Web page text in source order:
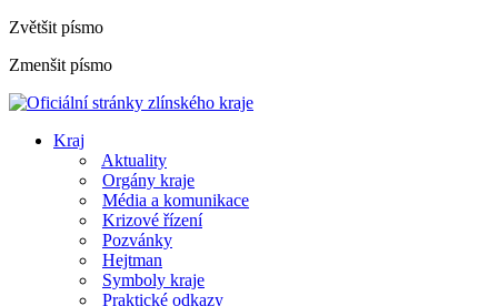
Zvětšit písmo
Zmenšit písmo
Kraj
Aktuality
Orgány kraje
Média a komunikace
Krizové řízení
Pozvánky
Hejtman
Symboly kraje
Praktické odkazy